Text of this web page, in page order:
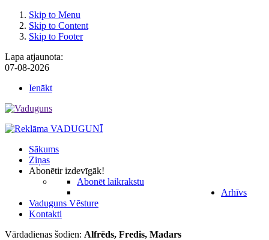
Skip to Menu
Skip to Content
Skip to Footer
Lapa atjaunota:
07-08-2026
Ienākt
Sākums
Ziņas
Abonētir izdevīgāk!
Abonēt laikrakstu
Arhīvs
Vaduguns Vēsture
Kontakti
Vārdadienas šodien: Alfrēds, Fredis, Madars